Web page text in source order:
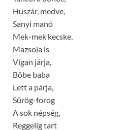
Huszár, medve,
Sanyi manó
Mek-mek kecske,
Mazsola is
Vígan járja,
Böbe baba
Lett a párja,
Sürög-forog
A sok népség,
Reggelig tart